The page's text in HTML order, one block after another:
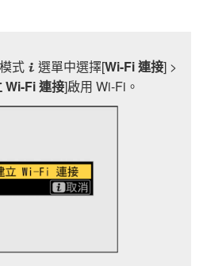
式 i 選單中選擇[Wi-Fi 連接] >
Wi-Fi 連接]啟用 Wi-Fi。